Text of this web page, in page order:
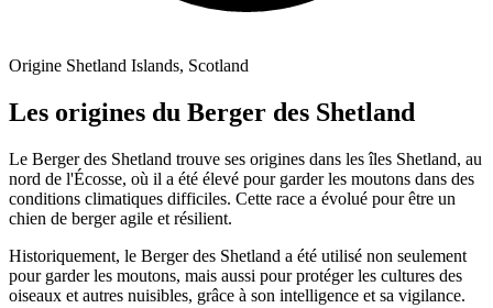
Origine Shetland Islands, Scotland
Les origines du Berger des Shetland
Le Berger des Shetland trouve ses origines dans les îles Shetland, au
nord de l'Écosse, où il a été élevé pour garder les moutons dans des
conditions climatiques difficiles. Cette race a évolué pour être un
chien de berger agile et résilient.
Historiquement, le Berger des Shetland a été utilisé non seulement
pour garder les moutons, mais aussi pour protéger les cultures des
oiseaux et autres nuisibles, grâce à son intelligence et sa vigilance.